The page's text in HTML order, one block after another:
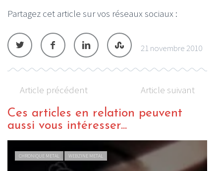
Partagez cet article sur vos réseaux sociaux :
21 novembre 2010
Article précédent Article suivant
Ces articles en relation peuvent
aussi vous intéresser...
CHRONIQUE METAL WEBZINE METAL